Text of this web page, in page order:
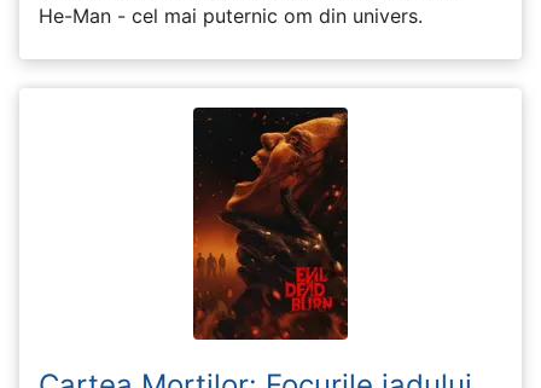
He-Man - cel mai puternic om din univers.